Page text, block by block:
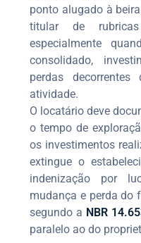
ponto alugado à
titular de
especialmente
consolidado,
perdas
atividade.
O locatário deve
o tempo de
os investimentos
extingue o
indenização por
mudança e perda do
segundo a NBR
paralelo ao do